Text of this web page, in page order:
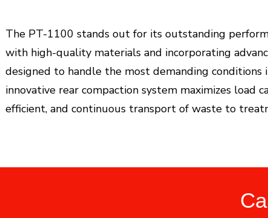
The PT-1100 stands out for its outstanding
with high-quality materials and incorporating
designed to handle the most demanding conditions
innovative rear compaction system maximizes load
efficient, and continuous transport of waste to